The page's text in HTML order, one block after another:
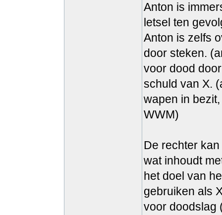
Anton is
letsel ten
Anton is zelfs
door steken.
voor dood
schuld van X.
wapen in
WWM)
De rechter
wat inhoudt
het doel van
gebruiken als
voor doodslag